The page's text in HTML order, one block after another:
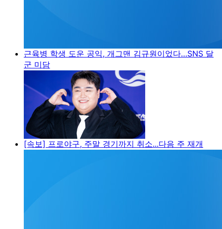
근육병 학생 도운 공익, 개그맨 김규원이었다…SNS 달
군 미담
[속보] 프로야구, 주말 경기까지 취소...다음 주 재개